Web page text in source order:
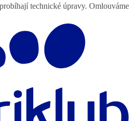
technické úpravy. Omlouváme